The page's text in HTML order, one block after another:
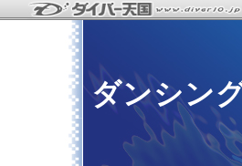
ダンシン